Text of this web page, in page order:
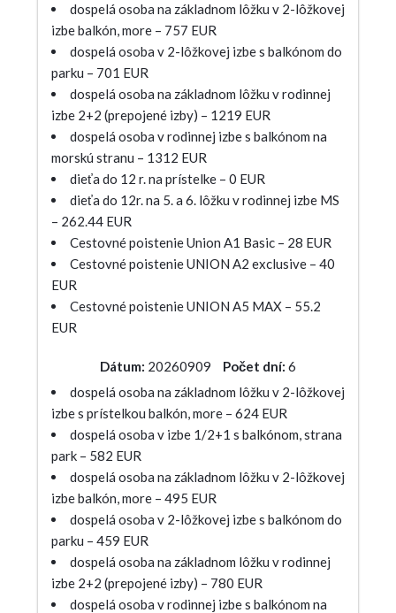
dospelá osoba na základnom lôžku v 2-lôžkovej
izbe balkón, more – 757 EUR
dospelá osoba v 2-lôžkovej izbe s balkónom do
parku – 701 EUR
dospelá osoba na základnom lôžku v rodinnej
izbe 2+2 (prepojené izby) – 1219 EUR
dospelá osoba v rodinnej izbe s balkónom na
morskú stranu – 1312 EUR
dieťa do 12 r. na prístelke – 0 EUR
dieťa do 12r. na 5. a 6. lôžku v rodinnej izbe MS
– 262.44 EUR
Cestovné poistenie Union A1 Basic – 28 EUR
Cestovné poistenie UNION A2 exclusive – 40
EUR
Cestovné poistenie UNION A5 MAX – 55.2
EUR
Dátum: 20260909 Počet dní: 6
dospelá osoba na základnom lôžku v 2-lôžkovej
izbe s prístelkou balkón, more – 624 EUR
dospelá osoba v izbe 1/2+1 s balkónom, strana
park – 582 EUR
dospelá osoba na základnom lôžku v 2-lôžkovej
izbe balkón, more – 495 EUR
dospelá osoba v 2-lôžkovej izbe s balkónom do
parku – 459 EUR
dospelá osoba na základnom lôžku v rodinnej
izbe 2+2 (prepojené izby) – 780 EUR
dospelá osoba v rodinnej izbe s balkónom na